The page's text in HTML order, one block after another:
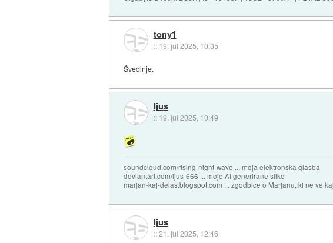
tony1
:: 19. jul 2025, 10:35
Švedinje.
Ijus
:: 19. jul 2025, 10:49
soundcloud.com/rising-night-wave ... moja elektronska glasba
deviantart.com/ijus-666 ... moje AI generirane slike
marjan-kaj-delas.blogspot.com ... zgodbice o Marjanu, ki ne ve
Ijus
::21. jul 2025, 12:46